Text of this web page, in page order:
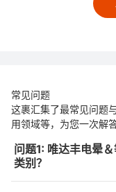
常见问题
这裹汇集了最常见问题
用领域等，为您一次解
问题1: 唯达丰电晕
类别？